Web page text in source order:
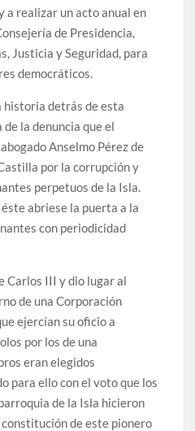
a realizar un acto anual en
de Presidencia,
Justicia y Seguridad, para
democráticos.
historia detrás de esta
la denuncia que el
Anselmo Pérez de
por la corrupción y
perpetuos de la Isla.
abriese la puerta a la
con periodicidad
Carlos III y dio lugar al
de una Corporación
ejercían su oficio a
por los de una
eran elegidos
para ello con el voto que los
de la Isla hicieron
de este pionero